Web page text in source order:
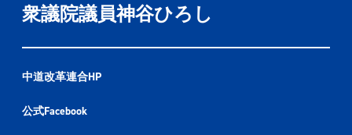
衆議院議員神谷ひろし
中道改革連合HP
公式Facebook